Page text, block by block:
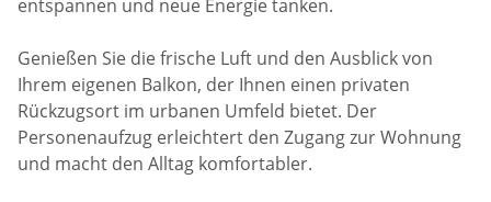
entspannen und neue Energie tanken.
Genießen Sie die frische Luft und den Ausblick von
Ihrem eigenen Balkon, der Ihnen einen privaten
Rückzugsort im urbanen Umfeld bietet. Der
Personenaufzug erleichtert den Zugang zur Wohnung
und macht den Alltag komfortabler.